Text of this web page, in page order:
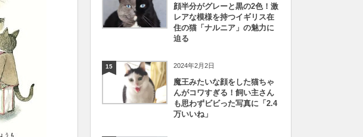
顔半分がグレーと黒の2色！激
レアな模様を持つイギリス在
住の猫「ナルニア」の魅力に
迫る
15 2024年2月2日
魔王みたいな顔をした猫ちゃ
んがコワすぎる！飼い主さん
も思わずビビった写真に「2.4
万いいね」